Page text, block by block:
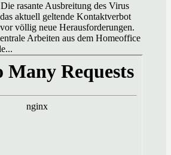
rasante Ausbreitung des Virus
aktuell geltende Kontaktverbot
völlig neue Herausforderungen.
Arbeiten aus dem Homeoffice